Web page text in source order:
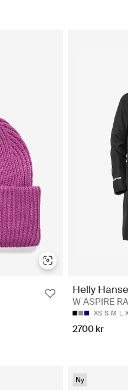
Helly
W ASPIRE
XS S M L
2700 kr
Ny